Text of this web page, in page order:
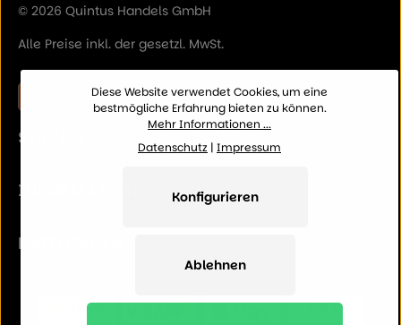
© 2026 Quintus Handels GmbH
Alle Preise inkl. der gesetzl. MwSt.
Vertrag widerrufen
SERVICE
INFORMATION
KATEGORIEN
Diese Website verwendet Cookies, um eine
bestmögliche Erfahrung bieten zu können.
Mehr Informationen ...
Datenschutz | Impressum
Ablehnen
Konfigurieren